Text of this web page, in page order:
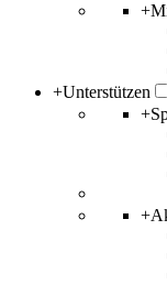
+
+Unterstützen
+
+